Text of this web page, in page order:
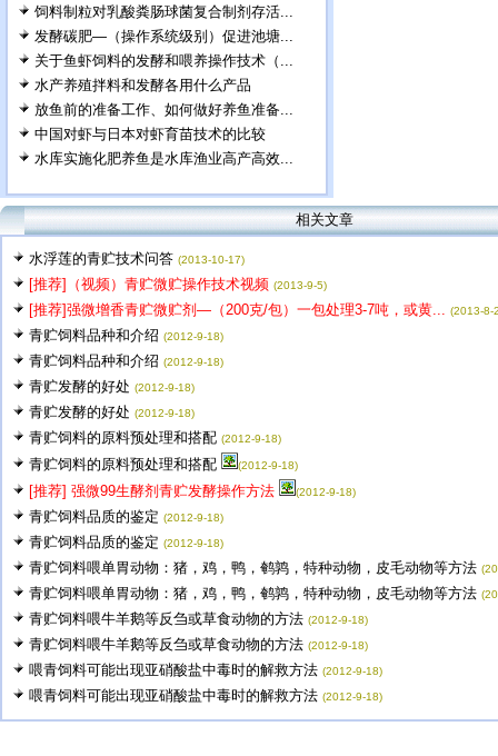
饲料制粒对乳酸粪肠球菌复合制剂存活...
发酵碳肥—（操作系统级别）促进池塘...
关于鱼虾饲料的发酵和喂养操作技术（...
水产养殖拌料和发酵各用什么产品
放鱼前的准备工作、如何做好养鱼准备...
中国对虾与日本对虾育苗技术的比较
水库实施化肥养鱼是水库渔业高产高效...
相关文章
水浮莲的青贮技术问答 (2013-10-17)
[推荐]（视频）青贮微贮操作技术视频 (2013-9-5)
[推荐]强微增香青贮微贮剂—（200克/包）一包处理3-7吨，或黄... (2013-8-
青贮饲料品种和介绍 (2012-9-18)
青贮饲料品种和介绍 (2012-9-18)
青贮发酵的好处 (2012-9-18)
青贮发酵的好处 (2012-9-18)
青贮饲料的原料预处理和搭配 (2012-9-18)
青贮饲料的原料预处理和搭配 (2012-9-18)
[推荐] 强微99生酵剂青贮发酵操作方法 (2012-9-18)
青贮饲料品质的鉴定 (2012-9-18)
青贮饲料品质的鉴定 (2012-9-18)
青贮饲料喂单胃动物：猪，鸡，鸭，鹌鹑，特种动物，皮毛动物等方法
青贮饲料喂单胃动物：猪，鸡，鸭，鹌鹑，特种动物，皮毛动物等方法
青贮饲料喂牛羊鹅等反刍或草食动物的方法 (2012-9-18)
青贮饲料喂牛羊鹅等反刍或草食动物的方法 (2012-9-18)
喂青饲料可能出现亚硝酸盐中毒时的解救方法 (2012-9-18)
喂青饲料可能出现亚硝酸盐中毒时的解救方法 (2012-9-18)